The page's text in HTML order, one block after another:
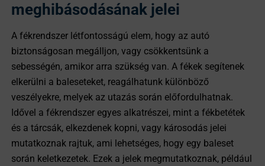
meghibásodásának jelei
A fékrendszer létfontosságú elem, hogy az autó
biztonságosan megálljon, vagy csökkentsünk a
sebességén, amikor arra szükség van. A fékek segítenek
elkerülni a baleseteket, reagálhatunk különböző
veszélyekre, melyek az utazás során előfordulhatnak.
Idővel a fékrendszer egyes alkatrészei, mint a fékbetétek
és a tárcsák, elkezdenek kopni, vagy károsodás jelei
mutatkoznak rajtuk, ami lehetséges, hogy egy baleset
során keletkezetek. Ezek a jelek megmutatkoznak, például